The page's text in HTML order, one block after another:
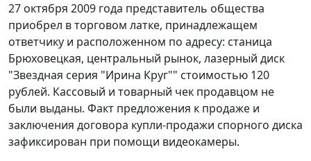
27 октября 2009 года представитель общества
приобрел в торговом латке, принадлежащем
ответчику и расположенном по адресу: станица
Брюховецкая, центральный рынок, лазерный диск
"Звездная серия "Ирина Круг"" стоимостью 120
рублей. Кассовый и товарный чек продавцом не
были выданы. Факт предложения к продаже и
заключения договора купли-продажи спорного диска
зафиксирован при помощи видеокамеры.